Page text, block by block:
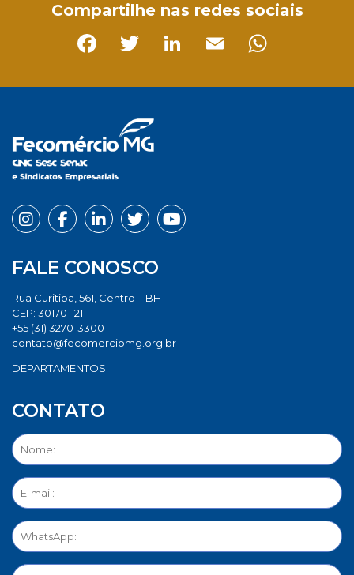
Compartilhe nas redes sociais
FALE CONOSCO
Rua Curitiba, 561, Centro – BH
CEP: 30170-121
+55 (31) 3270-3300
contato@fecomerciomg.org.br
DEPARTAMENTOS
CONTATO